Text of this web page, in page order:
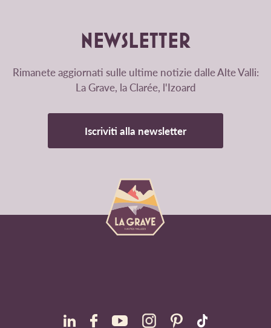
NEWSLETTER
Rimanete aggiornati sulle ultime notizie dalle Alte Valli:
La Grave, la Clarée, l'Izoard
Iscriviti alla newsletter